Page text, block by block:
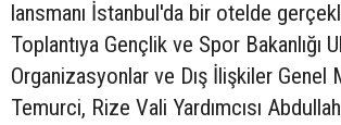
lansmanı İstanbul'da bir otelde
Toplantıya Gençlik ve Spor Bakanlığı
Organizasyonlar ve Dış İlişkiler Genel
Temurci, Rize Vali Yardımcısı